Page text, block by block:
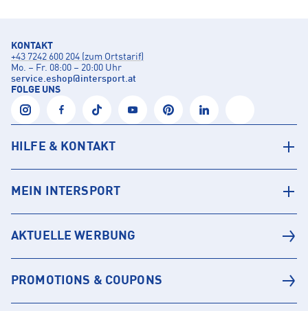
KONTAKT
+43 7242 600 204 (zum Ortstarif)
Mo. – Fr. 08:00 – 20:00 Uhr
service.eshop@intersport.at
FOLGE UNS
HILFE & KONTAKT
MEIN INTERSPORT
AKTUELLE WERBUNG
PROMOTIONS & COUPONS